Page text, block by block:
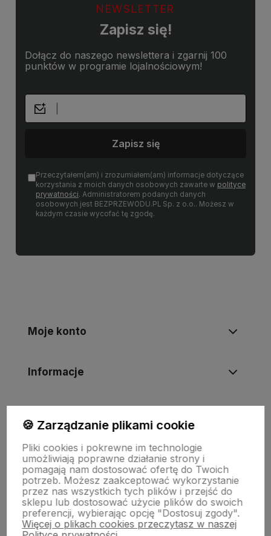
NEWSLETTER
Zapisz się!
Dołącz do naszego newslettera i zgarnij 100
punktów w programie lojalnościowym!
Zapisz się
Przeczytałem(am) i zrozumiałem(am) informacje dotyczące
korzystania z moich danych osobowych zawarte w polityce
prywatności. Administratorem podanych danych
osobowych jest BEZPRZEWODU.PL Sp. z o.o.. Możesz w
każdym czasie wycofać tę zgodę.
Moje konto
Informacje
Wsparcie
O nas
🍪 Zarządzanie plikami cookie
Pliki cookies i pokrewne im technologie
umożliwiają poprawne działanie strony i
pomagają nam dostosować ofertę do Twoich
potrzeb. Możesz zaakceptować wykorzystanie
przez nas wszystkich tych plików i przejść do
sklepu lub dostosować użycie plików do swoich
preferencji, wybierając opcję "Dostosuj zgody".
Więcej o plikach cookies przeczytasz w naszej